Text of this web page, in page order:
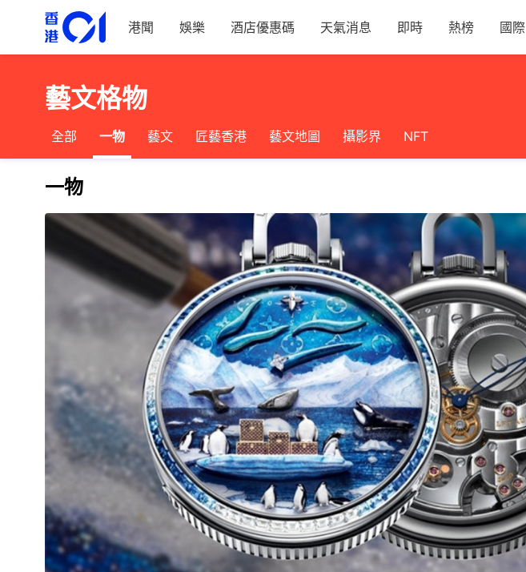
港聞 娛樂 酒店優惠碼 天氣消息 即時 熱榜 國際
藝文格物
全部 一物 藝文 匠藝香港 藝文地圖 攝影界 NFT
一物